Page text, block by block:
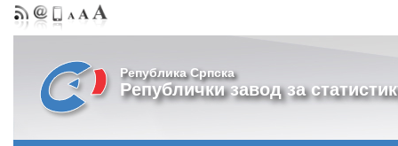
Република Српска
Републички завод за